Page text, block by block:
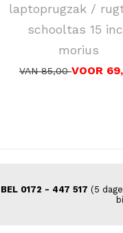
laptoprugzak /
schooltas 15
morius
VAN 85,00VOOR
BEL 0172 - 447 517 (5